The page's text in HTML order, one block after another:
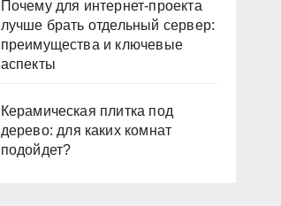
Почему для интернет-проекта
лучше брать отдельный сервер:
преимущества и ключевые
аспекты
Керамическая плитка под
дерево: для каких комнат
подойдет?